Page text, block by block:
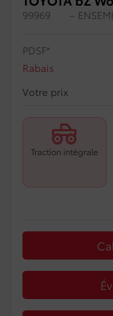
99969 –
PDSF*
Rabais
Votre prix
Traction intégrale